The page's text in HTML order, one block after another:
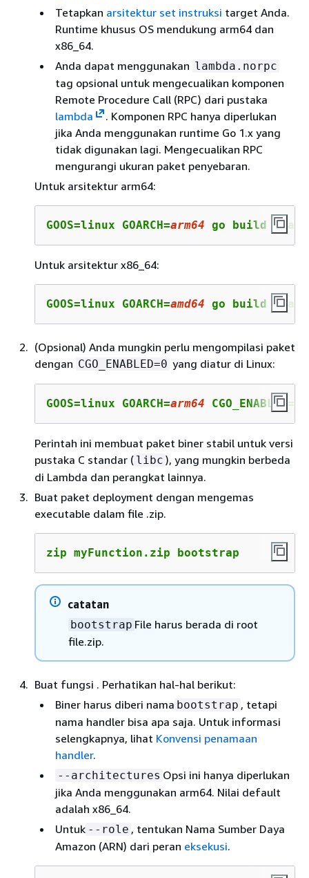
Tetapkan arsitektur set instruksi target Anda.
Runtime khusus OS mendukung arm64 dan
x86_64.
Anda dapat menggunakan lambda.norpc
tag opsional untuk mengecualikan komponen
Remote Procedure Call (RPC) dari pustaka
lambda
. Komponen RPC hanya diperlukan
jika Anda menggunakan runtime Go 1.x yang
tidak digunakan lagi. Mengecualikan RPC
mengurangi ukuran paket penyebaran.
Untuk arsitektur arm64:
GOOS=linux GOARCH=arm64 go build -tags
Untuk arsitektur x86_64:
GOOS=linux GOARCH=amd64 go build -tags
(Opsional) Anda mungkin perlu mengompilasi paket
dengan CGO_ENABLED=0 yang diatur di Linux:
GOOS=linux GOARCH=arm64
Perintah ini membuat paket biner stabil untuk versi
pustaka C standar ( libc ), yang mungkin berbeda
di Lambda dan perangkat lainnya.
Buat paket deployment dengan mengemas
executable dalam file .zip.
zip myFunction.zip bootstrap
catatan
bootstrap File harus berada di root
file.zip.
Buat fungsi . Perhatikan hal-hal berikut:
Biner harus diberi nama bootstrap , tetapi
nama handler bisa apa saja. Untuk informasi
selengkapnya, lihat Konvensi penamaan
handler.
--architectures Opsi ini hanya diperlukan
jika Anda menggunakan arm64. Nilai default
adalah x86_64.
Untuk --role , tentukan Nama Sumber Daya
Amazon (ARN) dari peran eksekusi.